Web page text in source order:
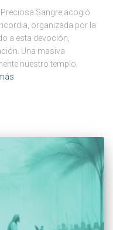
Sangre acogió
organizada por la
a esta devoción,
Una masiva
nuestro templo,